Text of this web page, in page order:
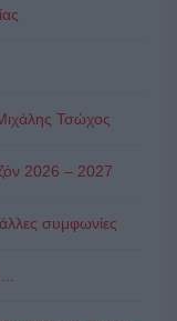
Τσώχος
2026 – 2027
συμφωνίες